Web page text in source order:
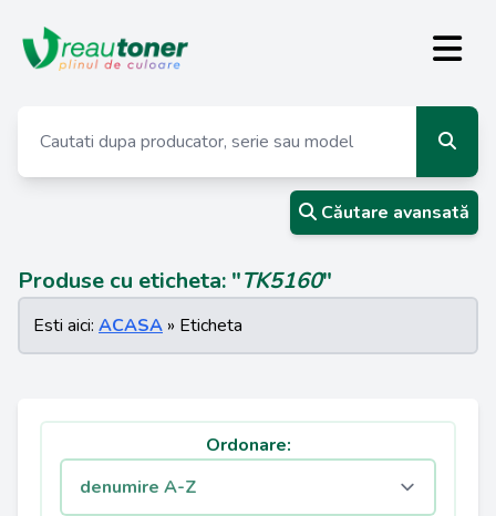
Căutare avansată
Produse cu eticheta: "TK5160"
Esti aici: ACASA » Eticheta
Ordonare: